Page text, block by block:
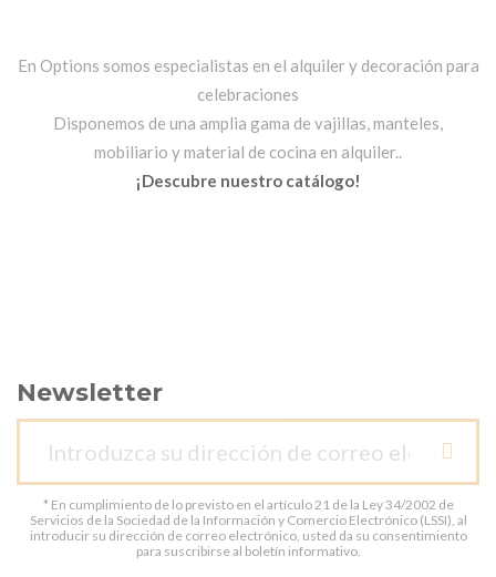
En Options somos especialistas en el alquiler y decoración para
celebraciones
Disponemos de una amplia gama de vajillas, manteles,
mobiliario y material de cocina en alquiler..
¡Descubre nuestro catálogo!
Newsletter
* En cumplimiento de lo previsto en el artículo 21 de la Ley 34/2002 de
Servicios de la Sociedad de la Información y Comercio Electrónico (LSSI), al
introducir su dirección de correo electrónico, usted da su consentimiento
para suscribirse al boletín informativo.